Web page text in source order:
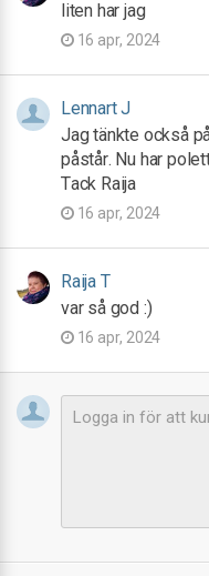
liten har jag
16 apr, 2024
Lennart J
Jag tänkte också
påstår. Nu har
Tack Raija
16 apr, 2024
Raija T
var så god :)
16 apr, 2024